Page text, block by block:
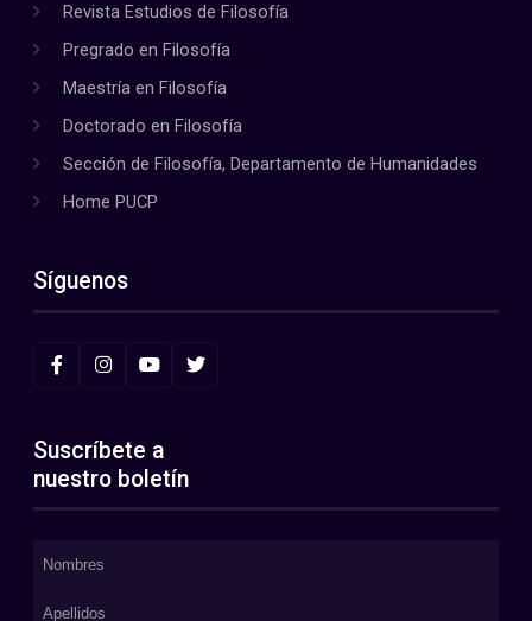
Revista Estudios de Filosofía
Pregrado en Filosofía
Maestría en Filosofía
Doctorado en Filosofía
Sección de Filosofía, Departamento de Humanidades
Home PUCP
Síguenos
Suscríbete a
nuestro boletín